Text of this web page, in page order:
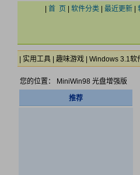
首 页 软件分类 最近更新
实用工具 趣味游戏 Windows 3.1软
您的位置： MiniWin98 光盘增强版
推荐